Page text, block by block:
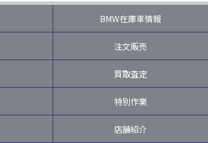
BMW在庫車情報
注文販売
買取査定
特別作業
店舗紹介